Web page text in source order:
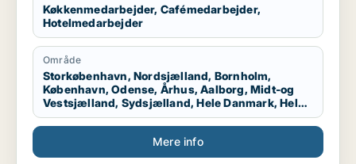
Køkkenmedarbejder, Cafémedarbejder,
Hotelmedarbejder
Område
Storkøbenhavn, Nordsjælland, Bornholm,
København, Odense, Århus, Aalborg, Midt-og
Vestsjælland, Sydsjælland, Hele Danmark, Hele
Sjælland, Hele Jylland, Vestjylland
Mere info